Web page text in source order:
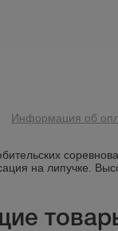
Информация об
на липучке.